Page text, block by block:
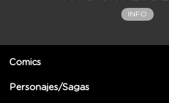
INFO
Comics
Personajes/Sagas